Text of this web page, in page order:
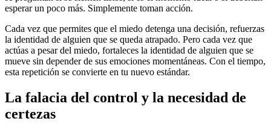
esperar un poco más. Simplemente toman acción.
Cada vez que permites que el miedo detenga una decisión, refuerzas
la identidad de alguien que se queda atrapado. Pero cada vez que
actúas a pesar del miedo, fortaleces la identidad de alguien que se
mueve sin depender de sus emociones momentáneas. Con el tiempo,
esta repetición se convierte en tu nuevo estándar.
La falacia del control y la necesidad de
certezas